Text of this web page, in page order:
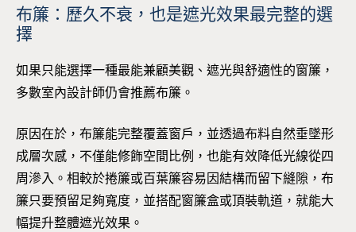
布簾：歷久不衰，也是遮光效果最完整的選
擇
如果只能選擇一種最能兼顧美觀、遮光與舒適性的窗簾，
多數室內設計師仍會推薦布簾。
原因在於，布簾能完整覆蓋窗戶，並透過布料自然垂墜形
成層次感，不僅能修飾空間比例，也能有效降低光線從四
周滲入。相較於捲簾或百葉簾容易因結構而留下縫隙，布
簾只要預留足夠寬度，並搭配窗簾盒或頂裝軌道，就能大
幅提升整體遮光效果。